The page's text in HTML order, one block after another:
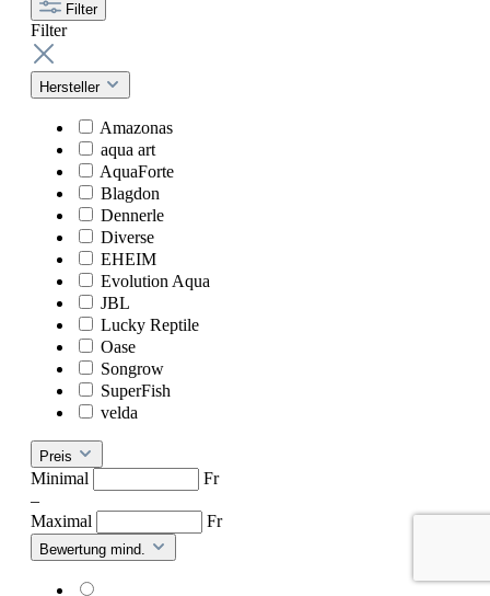
Filter
Filter
Hersteller
Amazonas
aqua art
AquaForte
Blagdon
Dennerle
Diverse
EHEIM
Evolution Aqua
JBL
Lucky Reptile
Oase
Songrow
SuperFish
velda
Preis
Minimal
Fr
–
Maximal
Fr
Bewertung mind.